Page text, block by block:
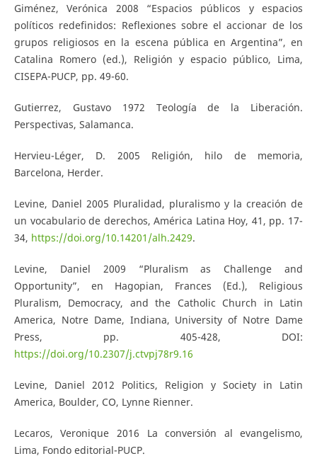
Giménez, Verónica 2008 “Espacios públicos y espacios
políticos redefinidos: Reflexiones sobre el accionar de los
grupos religiosos en la escena pública en Argentina”, en
Catalina Romero (ed.), Religión y espacio público, Lima,
CISEPA-PUCP, pp. 49-60.
Gutierrez, Gustavo 1972 Teología de la Liberación.
Perspectivas, Salamanca.
Hervieu-Léger, D. 2005 Religión, hilo de memoria,
Barcelona, Herder.
Levine, Daniel 2005 Pluralidad, pluralismo y la creación de
un vocabulario de derechos, América Latina Hoy, 41, pp. 17-
34, https://doi.org/10.14201/alh.2429.
Levine, Daniel 2009 “Pluralism as Challenge and
Opportunity”, en Hagopian, Frances (Ed.), Religious
Pluralism, Democracy, and the Catholic Church in Latin
America, Notre Dame, Indiana, University of Notre Dame
Press, pp. 405-428, DOI:
https://doi.org/10.2307/j.ctvpj78r9.16
Levine, Daniel 2012 Politics, Religion y Society in Latin
America, Boulder, CO, Lynne Rienner.
Lecaros, Veronique 2016 La conversión al evangelismo,
Lima, Fondo editorial-PUCP.